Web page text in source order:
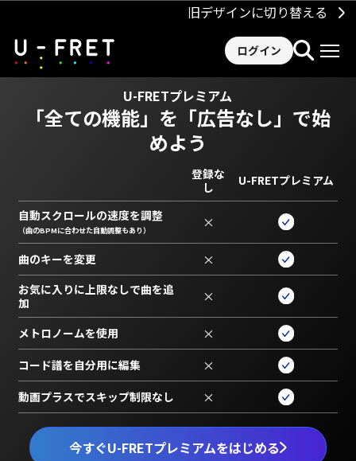
旧デザインに切り替える
ログイン
U-FRETプレミアム
「全ての機能」を 「広告なし」で始
めよう
今すぐU-FRETプレミアムをはじめる
登録な
し
U-FRETプレミアム
自動スクロールの速度を調整
（曲のBPMに合わせた自動調整もあり） ×
曲のキーを変更 ×
お気に入りに上限なしで曲を追
加
×
メトロノームを使用 ×
コード譜を自分用に編集 ×
動画プラスでスキップ制限なし ×